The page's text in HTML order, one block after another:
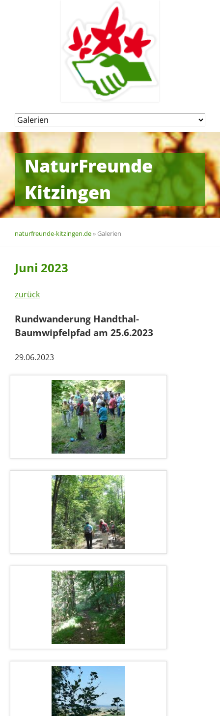
Navigation
überspringen
NaturFreunde
Kitzingen
naturfreunde-kitzingen.de» Galerien
Juni 2023
zurück
Rundwanderung Handthal-
Baumwipfelpfad am 25.6.2023
29.06.2023